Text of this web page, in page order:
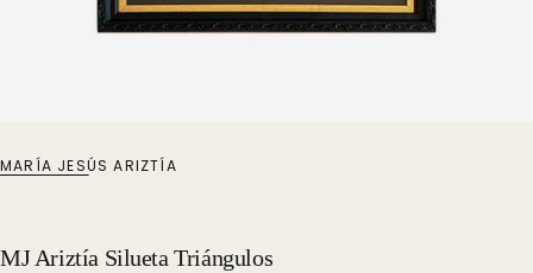
MARÍA JESÚS ARIZTÍA
MJ Ariztía Silueta Triángulos